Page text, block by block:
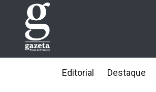
Editorial Destaque